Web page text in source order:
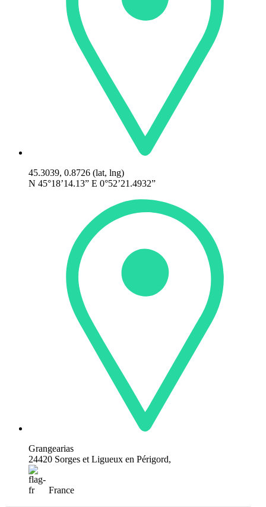
45.3039, 0.8726 (lat, lng)
N 45°18’14.13” E 0°52’21.4932”
Grangearias
24420 Sorges et Ligueux en Périgord,
France